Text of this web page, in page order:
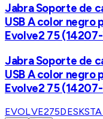
Jabra Soporte de
USB A color negro
Evolve2 75
Jabra Soporte de
USB A color negro
Evolve2 75